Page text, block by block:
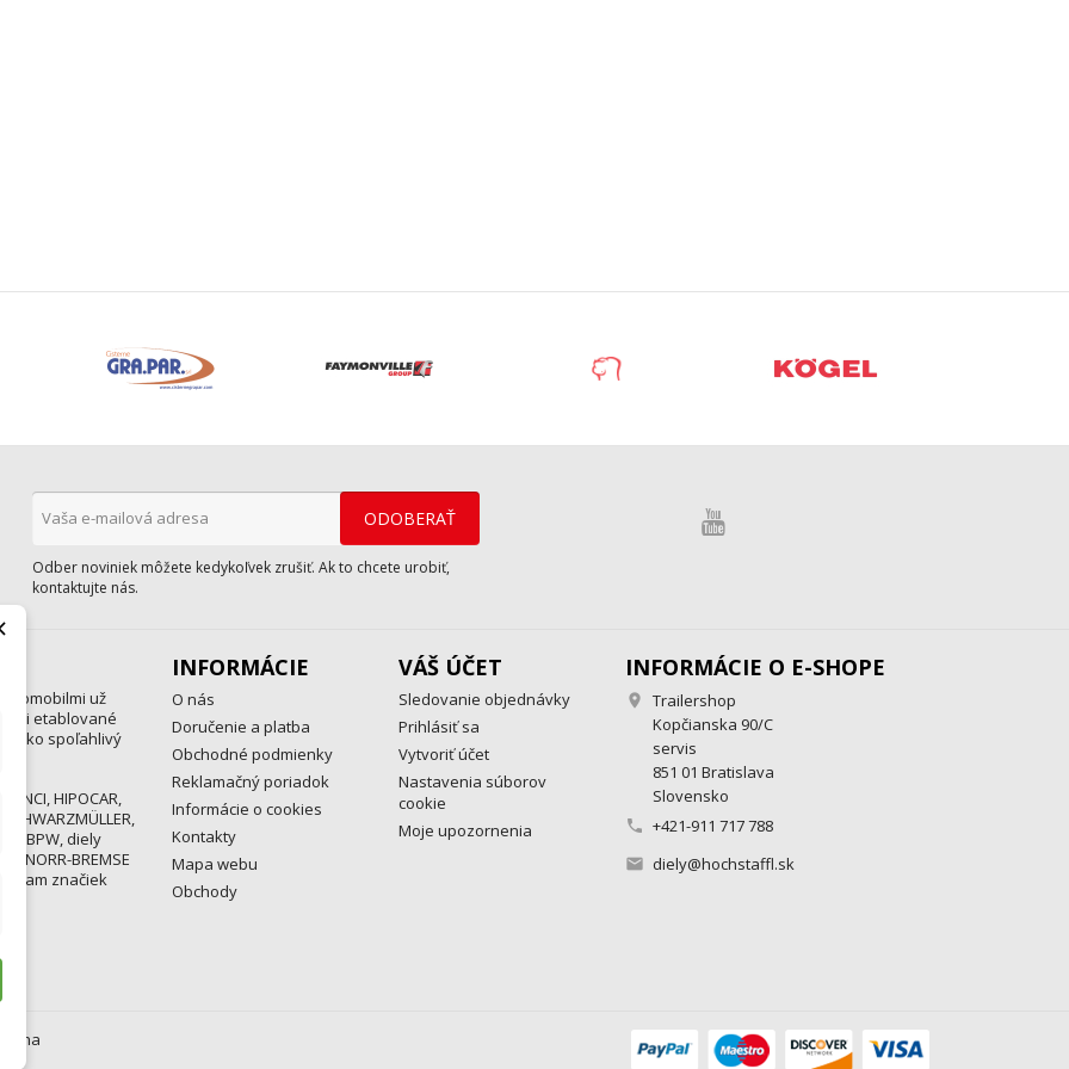
Odber noviniek môžete kedykoľvek zrušiť. Ak to chcete urobiť,
kontaktujte nás.
už
etablované
ako spoľahlivý
HIPOCAR,
BPW, diely
KNORR-BREMSE
značiek
INFORMÁCIE
O nás
Doručenie a platba
Obchodné podmienky
Reklamačný poriadok
Informácie o cookies
Kontakty
Mapa webu
Obchody
VÁŠ ÚČET
Sledovanie objednávky
Prihlásiť sa
Vytvoriť účet
Nastavenia súborov
cookie
Moje upozornenia
INFORMÁCIE O E-SHOPE

Trailershop
Kopčianska 90/C
servis
851 01 Bratislava
Slovensko
 +421-911 717 788
 diely@hochstaffl.sk